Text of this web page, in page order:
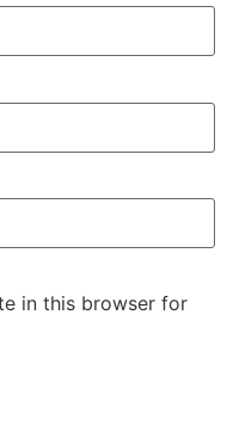
in this browser for